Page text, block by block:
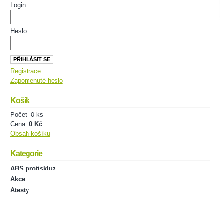
Login:
Heslo:
Registrace
Zapomenuté heslo
Košík
Počet: 0 ks
Cena: 0 Kč
Obsah košíku
Kategorie
ABS protiskluz
Akce
Atesty